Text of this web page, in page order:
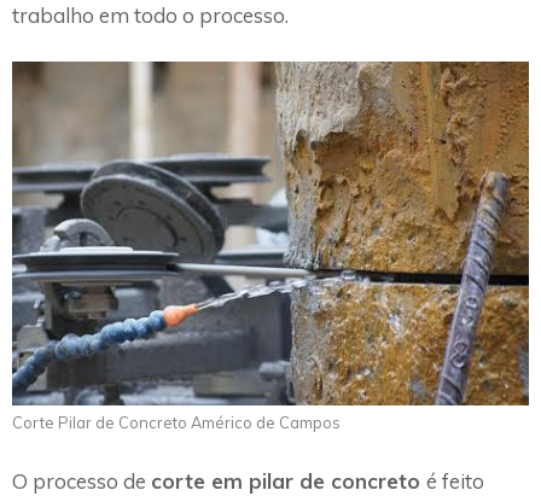
trabalho em todo o processo.
Corte Pilar de Concreto Américo de Campos
O processo de corte em pilar de concreto é feito